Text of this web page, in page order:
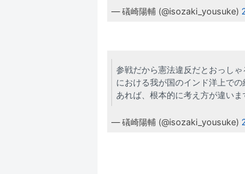
— 礒崎陽輔 (@isozaki_yousuke)
参戦だから憲法違反だとおっし
における我が国のインド洋上で
あれば、根本的に考え方が違いま
— 礒崎陽輔 (@isozaki_yousuke)